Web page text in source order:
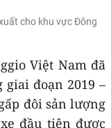
cho khu vực Đông
Việt Nam đã
đoạn 2019 –
đôi sản lượng
đầu tiên được